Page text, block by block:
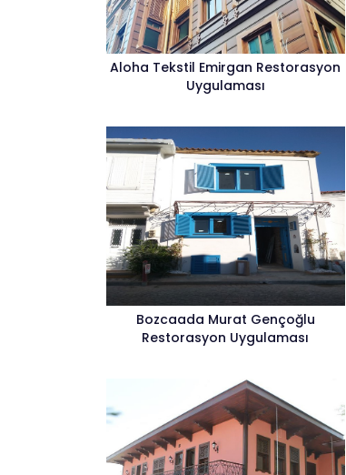
Aloha Tekstil Emirgan Restorasyon
Uygulaması
Bozcaada Murat Gençoğlu
Restorasyon Uygulaması